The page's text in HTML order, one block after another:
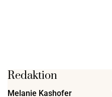
Redaktion
Melanie Kashofer